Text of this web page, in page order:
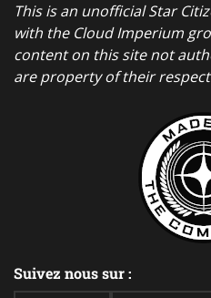
This is an unofficial Star
with the Cloud Imperium
content on this site not
are property of their
Suivez nous sur :